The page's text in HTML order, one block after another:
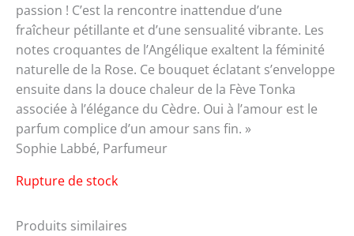
passion ! C’est la rencontre inattendue d’une
fraîcheur pétillante et d’une sensualité vibrante. Les
notes croquantes de l’Angélique exaltent la féminité
naturelle de la Rose. Ce bouquet éclatant s’enveloppe
ensuite dans la douce chaleur de la Fève Tonka
associée à l’élégance du Cèdre. Oui à l’amour est le
parfum complice d’un amour sans fin. »
Sophie Labbé, Parfumeur
Rupture de stock
Produits similaires